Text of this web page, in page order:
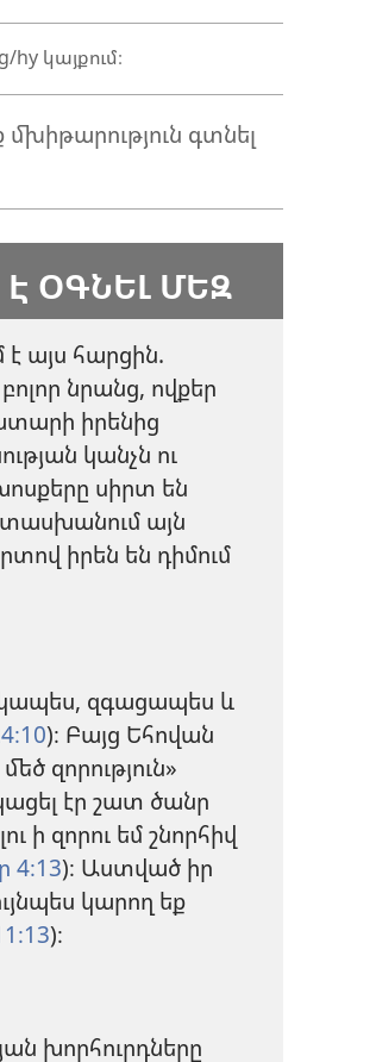
կայքում։
գտնել
ՕԳՆԵԼ ՄԵԶ
այս հարցին.
նրանց, ովքեր
իրենից
կանչն ու
սիրտ են
այն
իրեն են դիմում
զգացապես և
)։ Բայց Եհովան
զորություն»
էր շատ ծանր
ի զորու եմ շնորհիվ
4։13)։ Աստված իր
կարող եք
)։
խորհուրդները